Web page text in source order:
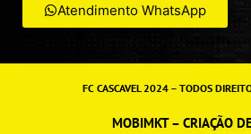
Atendimento WhatsApp
FC CASCAVEL 2024 – TODOS
MOBIMKT – CRIAÇÃO